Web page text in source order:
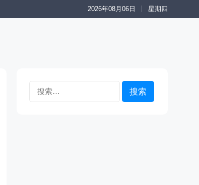
2026年08月06日 星期四